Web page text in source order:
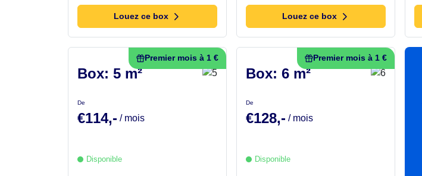
Louez ce box Louez ce box
Premier mois à 1 €
Box: 5 m²
De
€114,- / mois
Disponible
Premier mois à 1 €
Box: 6 m²
De
€128,- / mois
Disponible